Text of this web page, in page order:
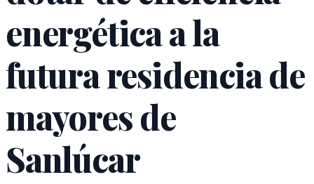
energética a la
futura residencia de
mayores de
Sanlúcar